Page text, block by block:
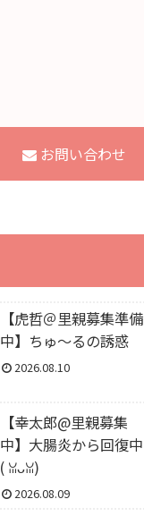
お問い合わせ
【虎哲＠里親募集準備
中】ちゅ～るの誘惑
2026.08.10
【幸太郎@里親募集
中】大腸炎から回復中
(⁠ ⁠ꈍ⁠ᴗ⁠ꈍ⁠)
2026.08.09